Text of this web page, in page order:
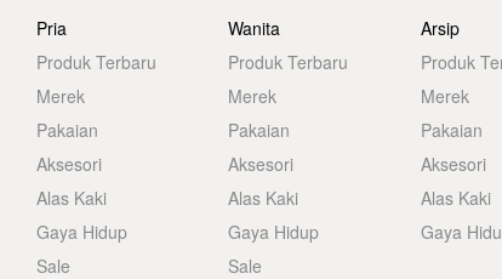
Pria
Produk Terbaru
Merek
Pakaian
Aksesori
Alas Kaki
Gaya Hidup
Sale
Wanita
Produk Terbaru
Merek
Pakaian
Aksesori
Alas Kaki
Gaya Hidup
Sale
Arsip
Produk
Merek
Pakaian
Aksesori
Alas Kaki
Gaya